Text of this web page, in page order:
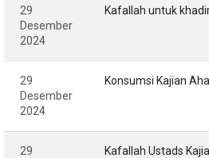
29
Desember
2024
Kafallah untuk
29
Desember
2024
Konsumsi Kajian
29
Kafallah Ustads